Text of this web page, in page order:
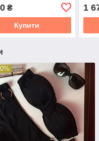
₴
Купити
1